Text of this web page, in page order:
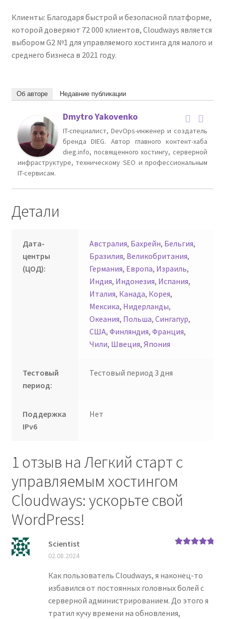
Клиенты: Благодаря быстрой и безопасной платформе,
которой доверяют 72 000 клиентов, Cloudways является
выбором G2 №1 для управляемого хостинга для малого и
среднего бизнеса в 2021 году.
Об авторе Недавние публикации
Dmytro Yakovenko
IT-специалист, DevOps-инженер и создатель
бренда DIEG. Автор главного контент-хаба
dieg.info, посвященного хостингу, серверной
инфраструктуре, техническому SEO и профессиональным
IT-сервисам.
Детали
Дата-
центры
(ЦОД):
Австралия, Бахрейн, Бельгия,
Бразилия, Великобритания,
Германия, Европа, Израиль,
Индия, Индонезия, Испания,
Италия, Канада, Корея,
Мексика, Нидерланды,
Океания, Польша,Сингапур,
США,Финляндия,Франция,
Чили, Швеция,Япония
Тестовый
период:
Тестовый период 3 дня
Поддержка
IPv6
Нет
1 отзыв на Легкий старт с
управляемым хостингом
Cloudways: ускорьте свой
WordPress!
Scientist
02.08.2024
Как пользователь Cloudways, я наконец-то
избавился от постоянных головных болей с
серверной администрированием. До этого я
тратил кучу времени на обновления,